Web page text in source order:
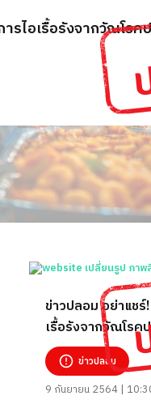
รไอเรื้อรังจากวัณโรค
ข่าวปลอม อย่าแช
เรื้อรังจากวัณโรค
ข่าวปลอม
9 กันยายน 2564 |